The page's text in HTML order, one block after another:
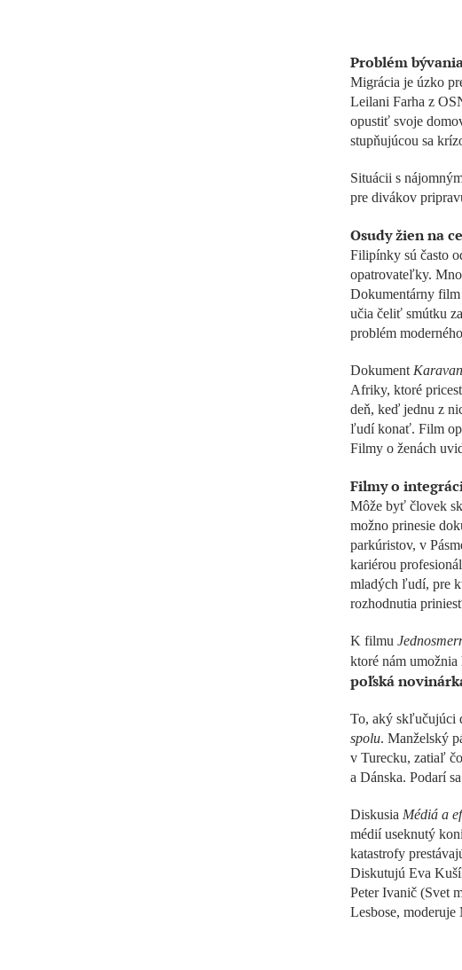
Problém
Migrácia je úzko
Leilani Farha z
opustiť svoje
stupňujúcou sa
Situácii s
pre divákov
Osudy žien na
Filipínky sú často
opatrovateľky.
Dokumentárny film
učia čeliť smútku
problém
Dokument
Afriky, ktoré
deň, keď jednu z
ľudí konať. Film
Filmy o ženách
Filmy o
Môže byť človek
možno prinesie
parkúristov, v
kariérou
mladých ľudí, pre
rozhodnutia
K filmu
ktoré nám
poľská
To, aký skľučujúci
spolu. Manželský
v Turecku, zatiaľ
a Dánska. Podarí
Diskusia Médiá a
médií useknutý
katastrofy
Diskutujú Eva
Peter Ivanič (Svet
Lesbose,